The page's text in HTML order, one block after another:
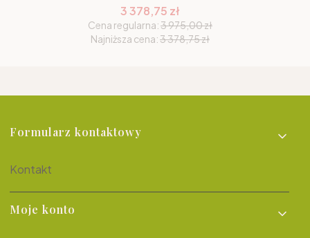
3 378,75 zł
Cena regularna:3 975,00 zł
Najniższa cena:3 378,75 zł
Linki w stopce
Formularz kontaktowy
Kontakt
Moje konto